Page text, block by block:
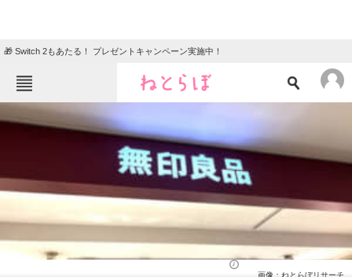
🎁 Switch 2もあたる！ プレゼントキャンペーン実施中！
ねとらぼメニュー
ニュース
クイズ
グルメ 地域
住まい
動物
画像：ねとらぼリサーチ